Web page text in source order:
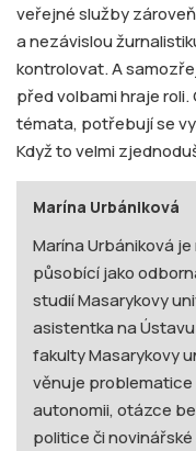
veřejné služby
a nezávislou
kontrolovat. A
před volbami hraje
témata, potřebují se
Když to velmi
Marína Urbániková
Marína Urbániková
působící jako
studií Masarykovy
asistentka na
fakulty Masarykovy
věnuje problematice
autonomii, otázce
politice či